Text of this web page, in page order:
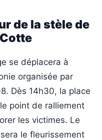
de la stèle de
se déplacera à
organisée par
Dès 14h30, la place
point de ralliement
les victimes. Le
le fleurissement